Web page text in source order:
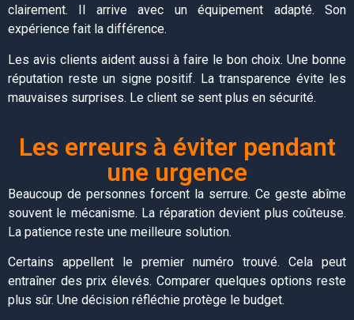
clairement. Il arrive avec un équipement adapté. Son
expérience fait la différence.
Les avis clients aident aussi à faire le bon choix. Une bonne
réputation reste un signe positif. La transparence évite les
mauvaises surprises. Le client se sent plus en sécurité.
Les erreurs à éviter pendant
une urgence
Beaucoup de personnes forcent la serrure. Ce geste abîme
souvent le mécanisme. La réparation devient plus coûteuse.
La patience reste une meilleure solution.
Certains appellent le premier numéro trouvé. Cela peut
entraîner des prix élevés. Comparer quelques options reste
plus sûr. Une décision réfléchie protège le budget.